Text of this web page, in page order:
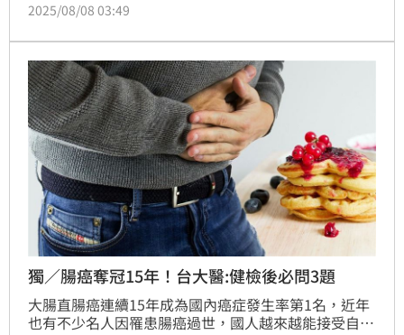
後，腹脹、胸痛等症狀已明顯改善，不過近日又復發，
2025/08/08 03:49
獨／腸癌奪冠15年！台大醫:健檢後必問3題
大腸直腸癌連續15年成為國內癌症發生率第1名，近年
也有不少名人因罹患腸癌過世，國人越來越能接受自費